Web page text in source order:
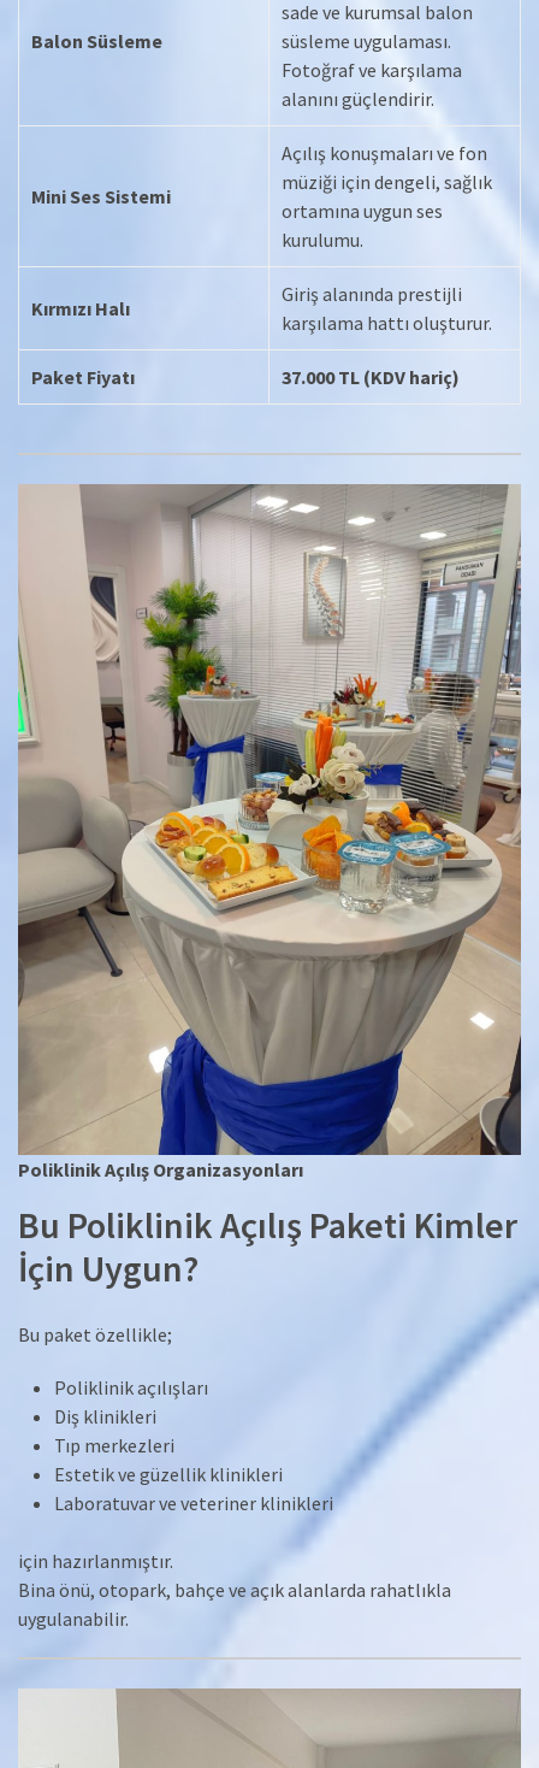
Balon Süsleme
sade ve kurumsal balon
süsleme uygulaması.
Fotoğraf ve karşılama
alanını güçlendirir.
Mini Ses Sistemi
Açılış konuşmaları ve fon
müziği için dengeli, sağlık
ortamına uygun ses
kurulumu.
Kırmızı Halı
Giriş alanında prestijli
karşılama hattı oluşturur.
Paket Fiyatı 37.000 TL (KDV hariç)
Poliklinik Açılış Organizasyonları
Bu Poliklinik Açılış Paketi Kimler
İçin Uygun?
Bu paket özellikle;
Poliklinik açılışları
Diş klinikleri
Tıp merkezleri
Estetik ve güzellik klinikleri
Laboratuvar ve veteriner klinikleri
için hazırlanmıştır.
Bina önü, otopark, bahçe ve açık alanlarda rahatlıkla
uygulanabilir.